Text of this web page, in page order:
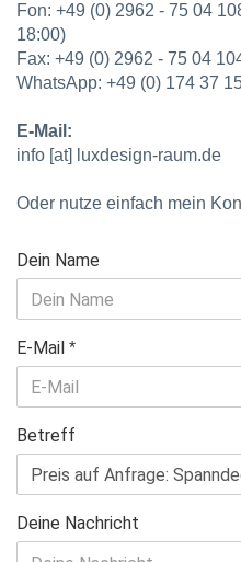
Fon: +49 (0) 2962 - 75 04
18:00)
Fax: +49 (0) 2962 - 75 04
WhatsApp: +49 (0) 174 37
E-Mail:
info [at] luxdesign-raum.de
Oder nutze einfach mein
KONTAKT
MOOR
RAUMAUSSTATTUNG
Dein Name
E-Mail
Betreff
Deine Nachricht